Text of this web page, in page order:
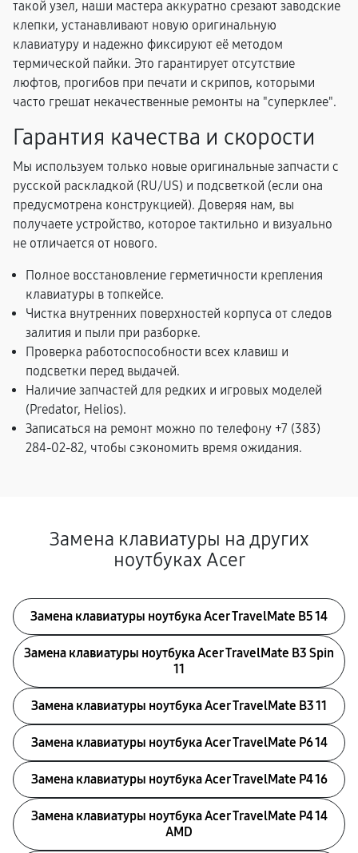
такой узел, наши мастера аккуратно срезают заводские
клепки, устанавливают новую оригинальную
клавиатуру и надежно фиксируют её методом
термической пайки. Это гарантирует отсутствие
люфтов, прогибов при печати и скрипов, которыми
часто грешат некачественные ремонты на "суперклее".
Гарантия качества и скорости
Мы используем только новые оригинальные запчасти с
русской раскладкой (RU/US) и подсветкой (если она
предусмотрена конструкцией). Доверяя нам, вы
получаете устройство, которое тактильно и визуально
не отличается от нового.
Полное восстановление герметичности крепления
клавиатуры в топкейсе.
Чистка внутренних поверхностей корпуса от следов
залития и пыли при разборке.
Проверка работоспособности всех клавиш и
подсветки перед выдачей.
Наличие запчастей для редких и игровых моделей
(Predator, Helios).
Записаться на ремонт можно по телефону +7 (383)
284-02-82, чтобы сэкономить время ожидания.
Замена клавиатуры на других
ноутбуках Acer
Замена клавиатуры ноутбука Acer TravelMate B5 14
Замена клавиатуры ноутбука Acer TravelMate B3 Spin
11
Замена клавиатуры ноутбука Acer TravelMate B3 11
Замена клавиатуры ноутбука Acer TravelMate P6 14
Замена клавиатуры ноутбука Acer TravelMate P4 16
Замена клавиатуры ноутбука Acer TravelMate P4 14
AMD